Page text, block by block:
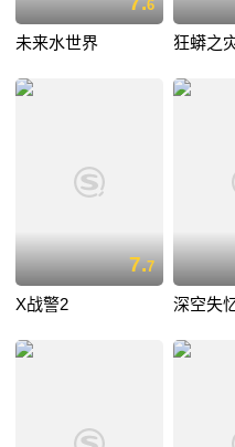
6
未来水世界 狂蟒之
7.7
X战警2 深空失